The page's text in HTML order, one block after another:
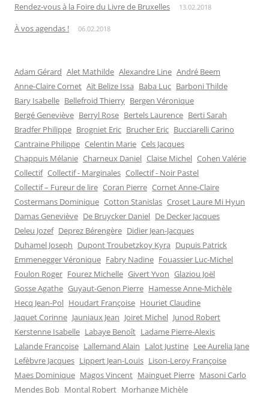
Rendez-vous à la Foire du Livre de Bruxelles 13.02.2018
À vos agendas ! 06.02.2018
Adam Gérard Alet Mathilde Alexandre Line André Beem
Anne-Claire Cornet Aït Belize Issa Baba Luc Barboni Thilde
Bary Isabelle Bellefroid Thierry Bergen Véronique
Bergé Geneviève Berryl Rose Bertels Laurence Berti Sarah
Bradfer Philippe Brogniet Eric Brucher Eric Bucciarelli Carino
Cantraine Philippe Celentin Marie Cels Jacques
Chappuis Mélanie Charneux Daniel Claise Michel Cohen Valérie
Collectif Collectif - Marginales Collectif - Noir Pastel
Collectif – Fureur de lire Coran Pierre Cornet Anne-Claire
Costermans Dominique Cotton Stanislas Croset Laure Mi Hyun
Damas Geneviève De Bruycker Daniel De Decker Jacques
Deleu Jozef Deprez Bérengère Didier Jean-Jacques
Duhamel Joseph Dupont Troubetzkoy Kyra Dupuis Patrick
Emmenegger Véronique Fabry Nadine Fouassier Luc-Michel
Foulon Roger Fourez Michelle Givert Yvon Glaziou Joël
Gosse Agathe Guyaut-Genon Pierre Hamesse Anne-Michèle
Hecq Jean-Pol Houdart Françoise Houriet Claudine
Jaquet Corinne Jauniaux Jean Joiret Michel Junod Robert
Kerstenne Isabelle Labaye Benoît Ladame Pierre-Alexis
Lalande Françoise Lallemand Alain Lalot Justine Lee Aurelia Jane
Lefèbvre Jacques Lippert Jean-Louis Lison-Leroy Françoise
Maes Dominique Magos Vincent Mainguet Pierre Masoni Carlo
Mendes Bob Montal Robert Morhange Michèle